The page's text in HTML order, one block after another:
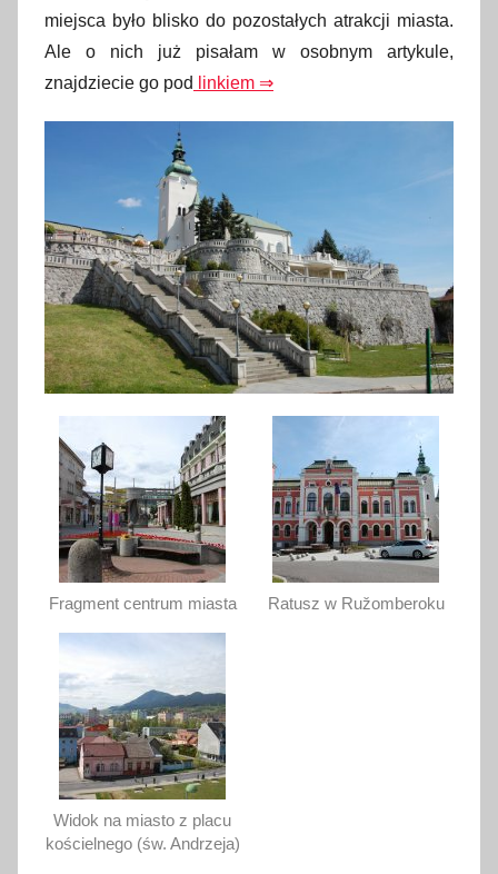
miejsca było blisko do pozostałych atrakcji miasta.
Ale o nich już pisałam w osobnym artykule,
znajdziecie go pod
linkiem ⇒
Fragment centrum miasta Ratusz w Ružomberoku
Widok na miasto z placu
kościelnego (św. Andrzeja)